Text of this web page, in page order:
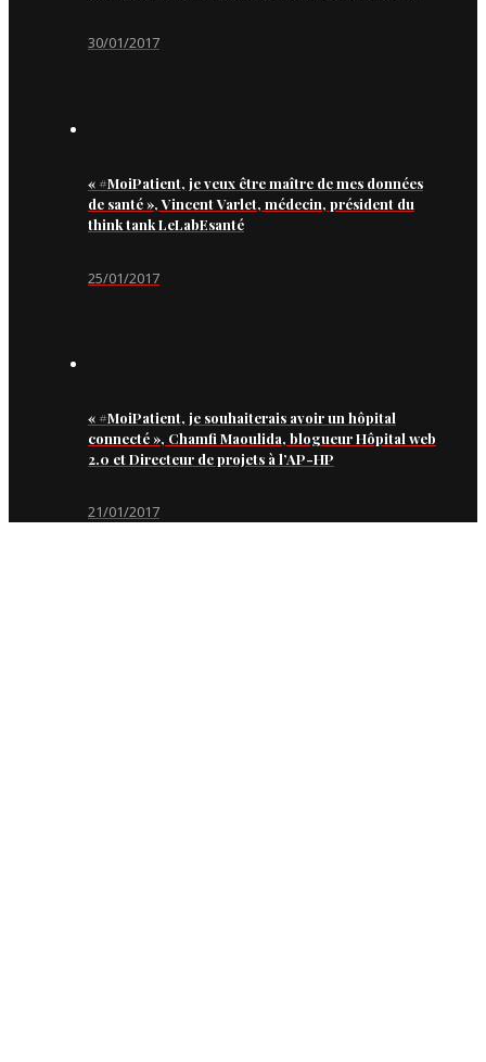
30/01/2017
« #MoiPatient, je veux être maître de mes données
de santé », Vincent Varlet, médecin, président du
think tank LeLabEsanté
25/01/2017
« #MoiPatient, je souhaiterais avoir un hôpital
connecté », Chamfi Maoulida, blogueur Hôpital web
2.0 et Directeur de projets à l’AP-HP
21/01/2017